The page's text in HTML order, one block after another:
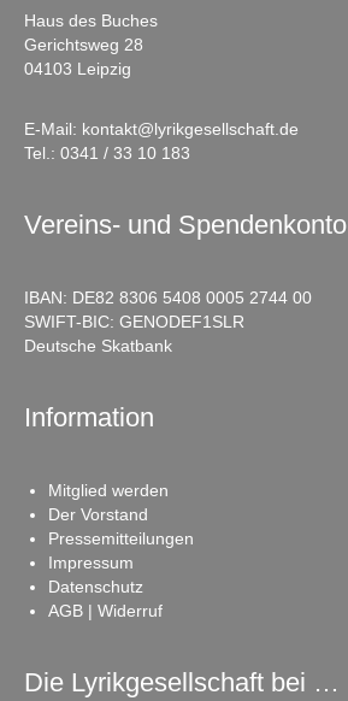
Haus des Buches
Gerichtsweg 28
04103 Leipzig
E-Mail: kontakt@lyrikgesellschaft.de
Tel.: 0341 / 33 10 183
Vereins- und Spendenkonto
IBAN: DE82 8306 5408 0005 2744 00
SWIFT-BIC: GENODEF1SLR
Deutsche Skatbank
Information
Mitglied werden
Der Vorstand
Pressemitteilungen
Impressum
Datenschutz
AGB | Widerruf
Die Lyrikgesellschaft bei …